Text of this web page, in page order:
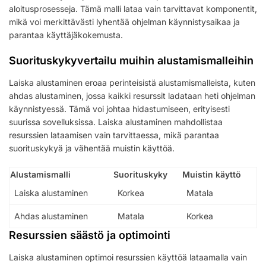
aloitusprosesseja. Tämä malli lataa vain tarvittavat komponentit,
mikä voi merkittävästi lyhentää ohjelman käynnistysaikaa ja
parantaa käyttäjäkokemusta.
Suorituskykyvertailu muihin alustamismalleihin
Laiska alustaminen eroaa perinteisistä alustamismalleista, kuten
ahdas alustaminen, jossa kaikki resurssit ladataan heti ohjelman
käynnistyessä. Tämä voi johtaa hidastumiseen, erityisesti
suurissa sovelluksissa. Laiska alustaminen mahdollistaa
resurssien lataamisen vain tarvittaessa, mikä parantaa
suorituskykyä ja vähentää muistin käyttöä.
Alustamismalli Suorituskyky
Muistin käyttö
Laiska alustaminen
Korkea Matala
Ahdas alustaminen Matala Korkea
Resurssien säästö ja optimointi
Laiska alustaminen optimoi resurssien käyttöä lataamalla vain